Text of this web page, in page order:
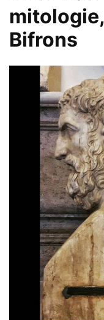
Bifrons